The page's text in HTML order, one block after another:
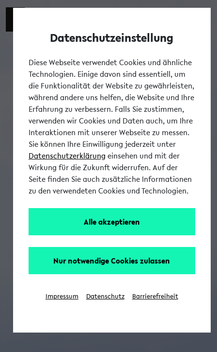
Datenschutzeinstellung
Diese Webseite verwendet Cookies und ähnliche
Technologien. Einige davon sind essentiell, um
die Funktionalität der Website zu gewährleisten,
während andere uns helfen, die Website und Ihre
Erfahrung zu verbessern. Falls Sie zustimmen,
verwenden wir Cookies und Daten auch, um Ihre
Interaktionen mit unserer Webseite zu messen.
Sie können Ihre Einwilligung jederzeit unter
Datenschutzerklärung einsehen und mit der
Wirkung für die Zukunft widerrufen. Auf der
Seite finden Sie auch zusätzliche Informationen
zu den verwendeten Cookies und Technologien.
Alle akzeptieren
Nur notwendige Cookies zulassen
Impressum Datenschutz Barrierefreiheit